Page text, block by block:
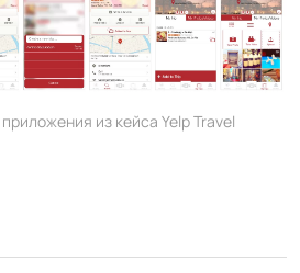
из кейса Yelp Travel